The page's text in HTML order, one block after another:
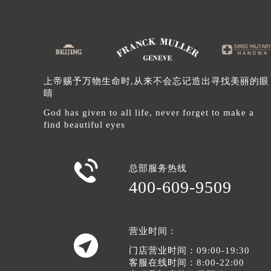
北京市朝阳区建国门外大街甲6号华
北京市东城区东长安街1号王府井东
河北省保定市竞秀区朝阳北大街北
内蒙古自治区巴彦淖尔市临河区新华
内蒙古自治区包头市青山区幸福路甲
内蒙古自治区通辽市科尔沁区明仁
内蒙古自治区乌兰察布市集宁区恩
内蒙古自治区锡林郭勒盟市锡林浩
内蒙古自治区兴安盟市乌兰浩特市
上帝赐予万物生命时,从来不会忘记造出寻找美丽的眼
睛
God has given to all life, never forget to make a
find beautiful eyes
 总部服务热线
400-609-9509

营业时间：
门店营业时间：09:00-19:30
客服在线时间：8:00-22:00